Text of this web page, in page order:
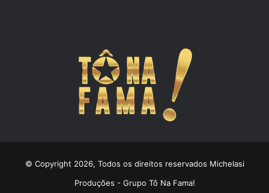
© Copyright 2026, Todos os direitos reservados Michelasi
Produções - Grupo Tô Na Fama!